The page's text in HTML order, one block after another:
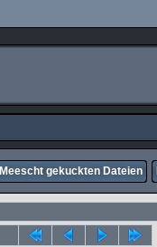
Meescht gekuckten Dateien